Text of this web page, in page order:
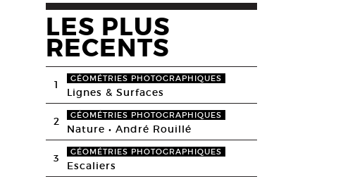
LES PLUS
RECENTS
1 GÉOMÉTRIES PHOTOGRAPHIQUES
Lignes & Surfaces
2 GÉOMÉTRIES PHOTOGRAPHIQUES
Nature • André Rouillé
3 GÉOMÉTRIES PHOTOGRAPHIQUES
Escaliers